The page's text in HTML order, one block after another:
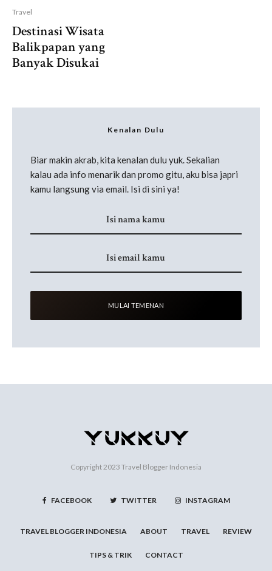
Travel
Destinasi Wisata
Balikpapan yang
Banyak Disukai
Kenalan Dulu
Biar makin akrab, kita kenalan dulu yuk. Sekalian
kalau ada info menarik dan promo gitu, aku bisa japri
kamu langsung via email. Isi di sini ya!
Copyright 2023 Travel Blogger Indonesia
FACEBOOK TWITTER INSTAGRAM
TRAVEL BLOGGER INDONESIA ABOUT TRAVEL REVIEW
TIPS & TRIK CONTACT